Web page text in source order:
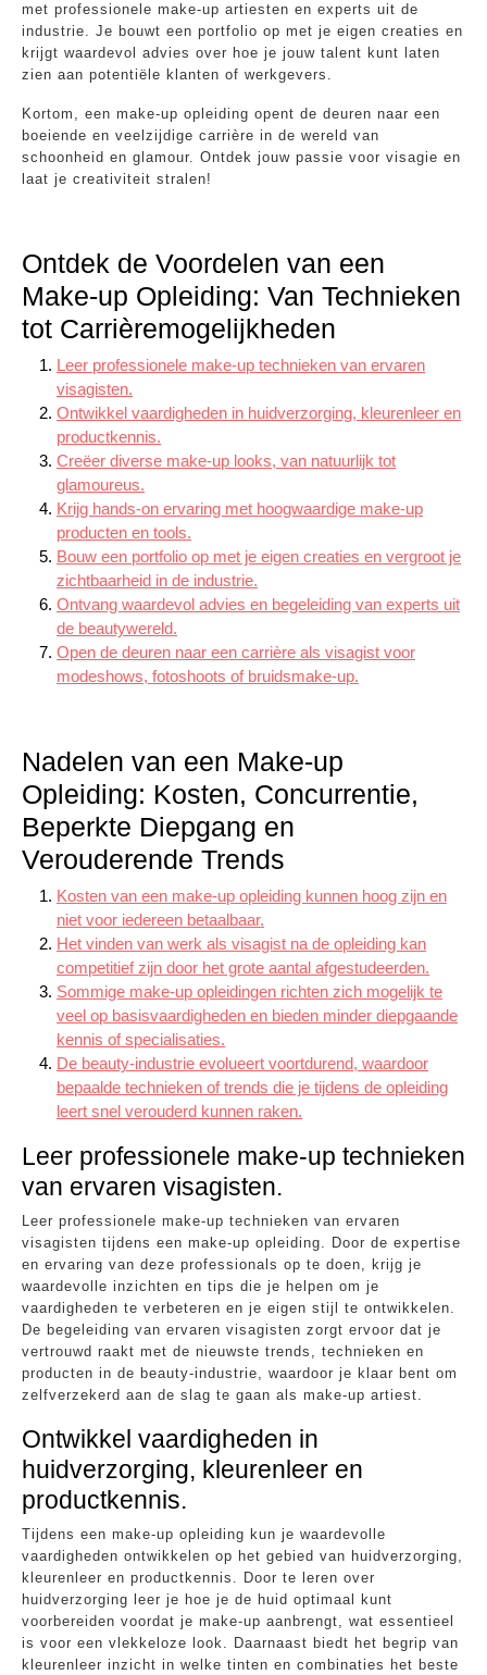
met professionele make-up artiesten en experts uit de
industrie. Je bouwt een portfolio op met je eigen creaties en
krijgt waardevol advies over hoe je jouw talent kunt laten
zien aan potentiële klanten of werkgevers.
Kortom, een make-up opleiding opent de deuren naar een
boeiende en veelzijdige carrière in de wereld van
schoonheid en glamour. Ontdek jouw passie voor visagie en
laat je creativiteit stralen!
Ontdek de Voordelen van een
Make-up Opleiding: Van Technieken
tot Carrièremogelijkheden
Leer professionele make-up technieken van ervaren
visagisten.
Ontwikkel vaardigheden in huidverzorging, kleurenleer en
productkennis.
Creëer diverse make-up looks, van natuurlijk tot
glamoureus.
Krijg hands-on ervaring met hoogwaardige make-up
producten en tools.
Bouw een portfolio op met je eigen creaties en vergroot je
zichtbaarheid in de industrie.
Ontvang waardevol advies en begeleiding van experts uit
de beautywereld.
Open de deuren naar een carrière als visagist voor
modeshows, fotoshoots of bruidsmake-up.
Nadelen van een Make-up
Opleiding: Kosten, Concurrentie,
Beperkte Diepgang en
Verouderende Trends
Kosten van een make-up opleiding kunnen hoog zijn en
niet voor iedereen betaalbaar.
Het vinden van werk als visagist na de opleiding kan
competitief zijn door het grote aantal afgestudeerden.
Sommige make-up opleidingen richten zich mogelijk te
veel op basisvaardigheden en bieden minder diepgaande
kennis of specialisaties.
De beauty-industrie evolueert voortdurend, waardoor
bepaalde technieken of trends die je tijdens de opleiding
leert snel verouderd kunnen raken.
Leer professionele make-up technieken
van ervaren visagisten.
Leer professionele make-up technieken van ervaren
visagisten tijdens een make-up opleiding. Door de expertise
en ervaring van deze professionals op te doen, krijg je
waardevolle inzichten en tips die je helpen om je
vaardigheden te verbeteren en je eigen stijl te ontwikkelen.
De begeleiding van ervaren visagisten zorgt ervoor dat je
vertrouwd raakt met de nieuwste trends, technieken en
producten in de beauty-industrie, waardoor je klaar bent om
zelfverzekerd aan de slag te gaan als make-up artiest.
Ontwikkel vaardigheden in
huidverzorging, kleurenleer en
productkennis.
Tijdens een make-up opleiding kun je waardevolle
vaardigheden ontwikkelen op het gebied van huidverzorging,
kleurenleer en productkennis. Door te leren over
huidverzorging leer je hoe je de huid optimaal kunt
voorbereiden voordat je make-up aanbrengt, wat essentieel
is voor een vlekkeloze look. Daarnaast biedt het begrip van
kleurenleer inzicht in welke tinten en combinaties het beste